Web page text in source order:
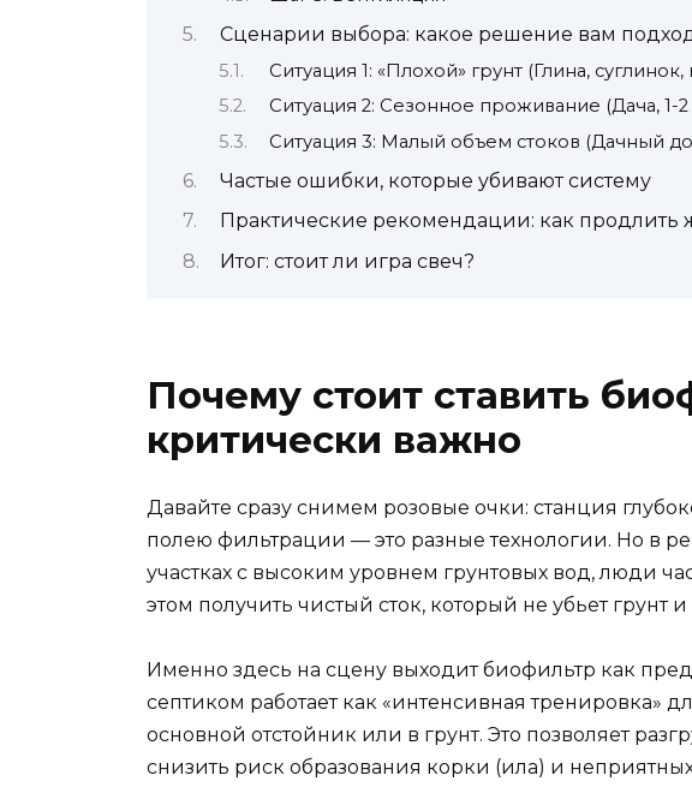
Сценарии выбора: какое решение вам
Ситуация 1: «Плохой» грунт (Глина,
Ситуация 2: Сезонное проживание (Дача, 1-
Ситуация 3: Малый объем стоков (Дачный
Частые ошибки, которые убивают систему
Практические рекомендации: как продлить
Итог: стоит ли игра свеч?
Почему стоит ставить
критически важно
Давайте сразу снимем розовые очки: станция
полею фильтрации — это разные технологии. Но в
участках с высоким уровнем грунтовых вод, люди
этом получить чистый сток, который не убьет грунт
Именно здесь на сцену выходит биофильтр как
септиком работает как «интенсивная тренировка»
основной отстойник или в грунт. Это позволяет
снизить риск образования корки (ила) и неприятных